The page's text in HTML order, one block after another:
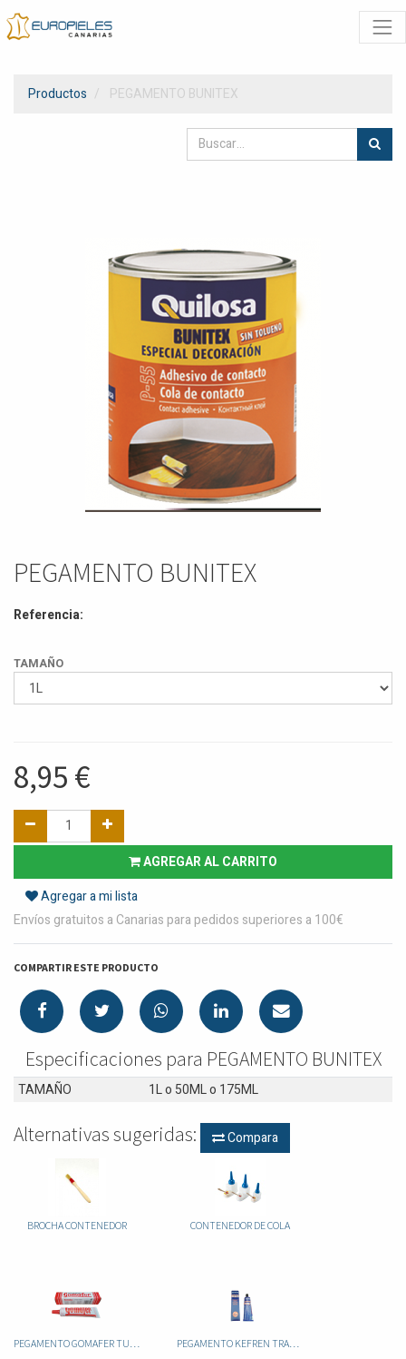
Productos PEGAMENTO BUNITEX
PEGAMENTO BUNITEX
Referencia:
TAMAÑO
8,95 €
AGREGAR AL CARRITO
Agregar a mi lista
Envíos gratuitos a Canarias para pedidos superiores a 100€
COMPARTIR ESTE PRODUCTO
Especificaciones para PEGAMENTO BUNITEX
TAMAÑO 1Lo 50MLo 175ML
Alternativas sugeridas: Compara
BROCHA CONTENEDOR CONTENEDOR DE COLA
PEGAMENTO GOMAFER TUBO PEGAMENTO KEFREN TRANSPARENTE TUBO 125CC